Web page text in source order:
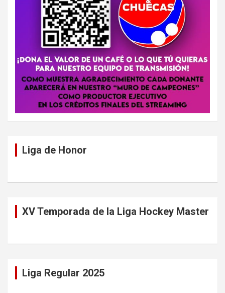
Liga de Honor
XV Temporada de la Liga Hockey Master
Liga Regular 2025